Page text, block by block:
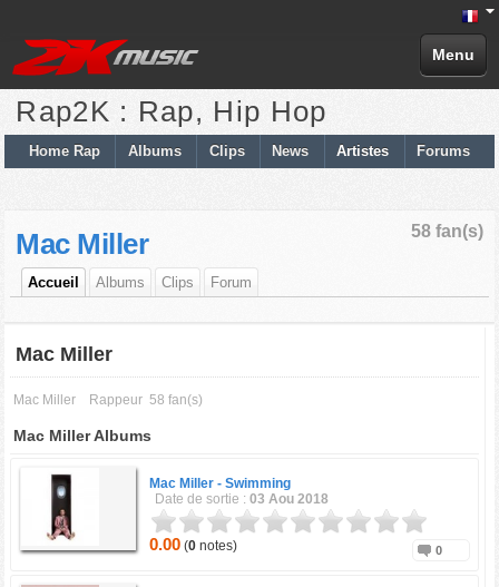
Menu
Rap2K : Rap, Hip Hop
Home Rap Albums Clips News Artistes Forums
58 fan(s)
Mac Miller
Accueil Albums Clips Forum
Mac Miller
Mac Miller Rappeur 58 fan(s)
Mac Miller Albums
Mac Miller -Swimming
Date de sortie :03 Aou 2018
0.00 (0 notes) 0